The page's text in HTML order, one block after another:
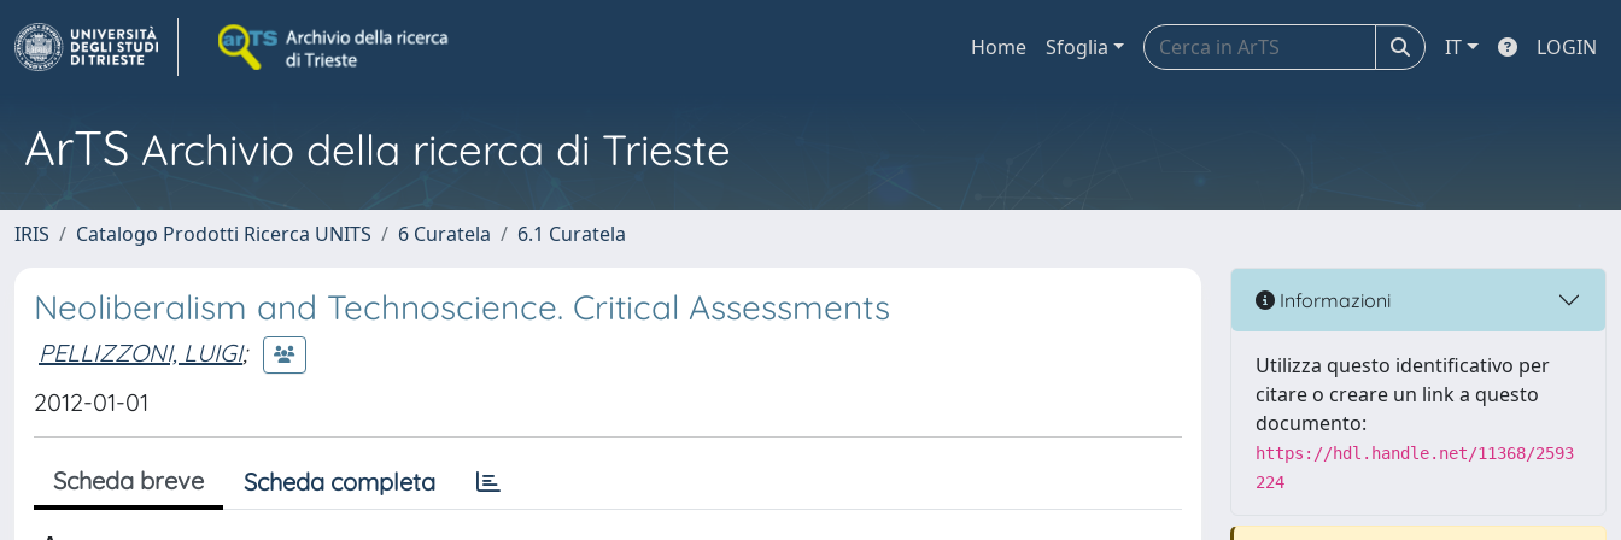
Home Sfoglia IT LOGIN
ArTS Archivio della ricerca di Trieste
IRIS Catalogo Prodotti Ricerca UNITS 6 Curatela 6.1 Curatela
Neoliberalism and Technoscience. Critical Assessments
PELLIZZONI, LUIGI;
2012-01-01
Scheda breve Scheda completa
Informazioni
Utilizza questo identificativo per
citare o creare un link a questo
documento:
https://hdl.handle.net/11368/2593
224